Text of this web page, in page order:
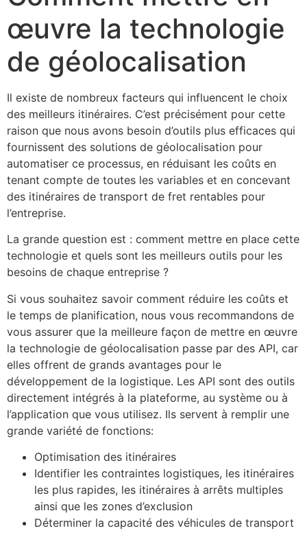
œuvre la technologie
de géolocalisation
Il existe de nombreux facteurs qui influencent le choix
des meilleurs itinéraires. C’est précisément pour cette
raison que nous avons besoin d’outils plus efficaces qui
fournissent des solutions de géolocalisation pour
automatiser ce processus, en réduisant les coûts en
tenant compte de toutes les variables et en concevant
des itinéraires de transport de fret rentables pour
l’entreprise.
La grande question est : comment mettre en place cette
technologie et quels sont les meilleurs outils pour les
besoins de chaque entreprise ?
Si vous souhaitez savoir comment réduire les coûts et
le temps de planification, nous vous recommandons de
vous assurer que la meilleure façon de mettre en œuvre
la technologie de géolocalisation passe par des API, car
elles offrent de grands avantages pour le
développement de la logistique. Les API sont des outils
directement intégrés à la plateforme, au système ou à
l’application que vous utilisez. Ils servent à remplir une
grande variété de fonctions:
Optimisation des itinéraires
Identifier les contraintes logistiques, les itinéraires
les plus rapides, les itinéraires à arrêts multiples
ainsi que les zones d’exclusion
Déterminer la capacité des véhicules de transport